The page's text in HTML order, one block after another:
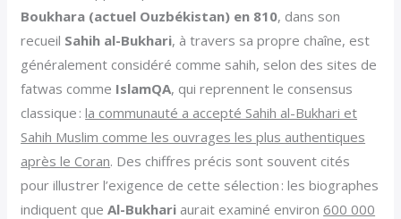
Boukhara (actuel Ouzbékistan) en 810, dans son
recueil Sahih al-Bukhari, à travers sa propre chaîne, est
généralement considéré comme sahih, selon des sites de
fatwas comme IslamQA, qui reprennent le consensus
classique :la communauté a accepté Sahih al-Bukhari et
Sahih Muslim comme les ouvrages les plus authentiques
après le Coran. Des chiffres précis sont souvent cités
pour illustrer l’exigence de cette sélection : les biographes
indiquent queAl-Bukhari aurait examiné environ600 000